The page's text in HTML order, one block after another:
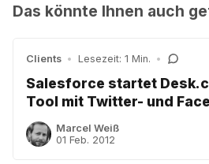
Das könnte Ihnen auch
Clients • Lesezeit: 1 Min. •
Salesforce startet
Tool mit Twitter- und
Marcel Weiß
01 Feb. 2012